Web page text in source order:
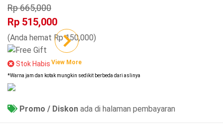
Rp 665,000
Rp 515,000
(Anda hemat Rp 150,000)
Stok Habis
*Warna jam dan kotak mungkin sedikit berbeda dari aslinya
Promo / Diskon ada di halaman pembayaran
View More